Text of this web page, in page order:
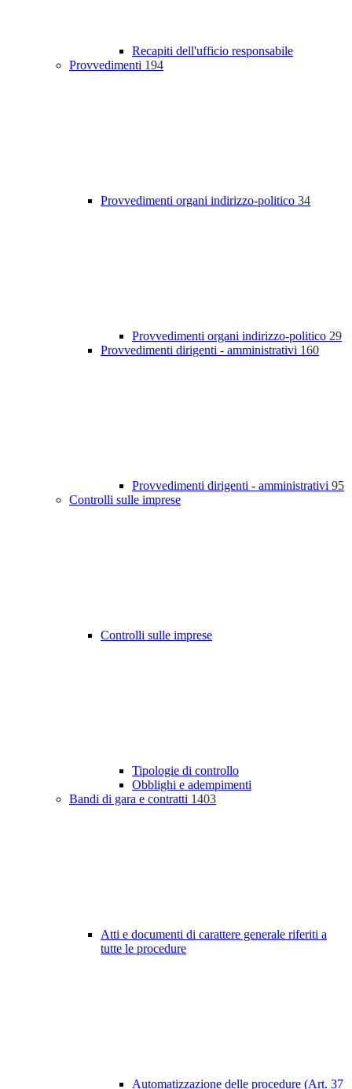
Recapiti dell'ufficio responsabile
Provvedimenti 194
Provvedimenti organi indirizzo-politico 34
Provvedimenti organi indirizzo-politico 29
Provvedimenti dirigenti - amministrativi 160
Provvedimenti dirigenti - amministrativi 95
Controlli sulle imprese
Controlli sulle imprese
Tipologie di controllo
Obblighi e adempimenti
Bandi di gara e contratti 1403
Atti e documenti di carattere generale riferiti a
tutte le procedure
Automatizzazione delle procedure (Art. 37